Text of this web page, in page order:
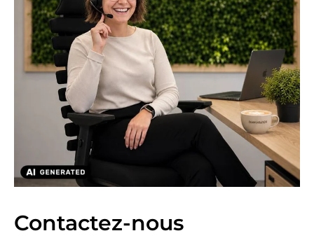
Contactez-nous